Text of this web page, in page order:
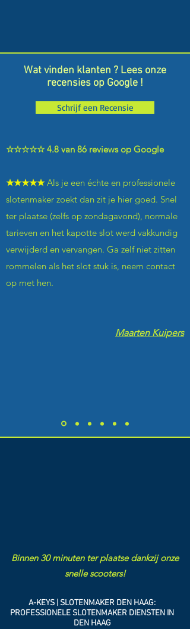
Wat vinden klanten ? Lees onze
recensies op Google !
Schrijf een Recensie
☆☆☆☆☆ 4.8 van 86 reviews op Google
★★★★★ Als je een échte en professionele
slotenmaker zoekt dan zit je hier goed. Snel
ter plaatse (zelfs op zondagavond), normale
tarieven en het kapotte slot werd vakkundig
verwijderd en vervangen. Ga zelf niet zitten
rommelen als het slot stuk is, neem contact
op met hen.
Maarten Kuipers
A-KEYS | SLOTENMAKER DEN HAAG:
PROFESSIONELE SLOTENMAKER DIENSTEN IN
DEN HAAG
Binnen 30 minuten ter plaatse dankzij onze
snelle scooters!